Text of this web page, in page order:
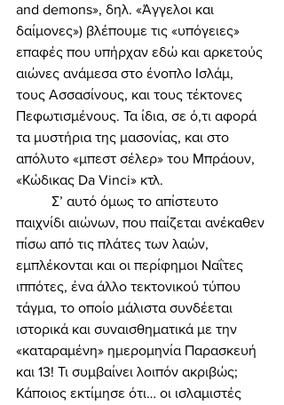
and demons», δηλ. «Άγγελοι και
δαίμονες») βλέπουμε τις «υπόγειες»
επαφές που υπήρχαν εδώ και αρκετούς
αιώνες ανάμεσα στο ένοπλο Ισλάμ,
τους Ασσασίνους, και τους τέκτονες
Πεφωτισμένους. Τα ίδια, σε ό,τι αφορά
τα μυστήρια της μασονίας, και στο
απόλυτο «μπεστ σέλερ» του Μπράουν,
«Κώδικας Da Vinci» κτλ.
παιχνίδι αιώνων, που παίζεται ανέκαθεν
πίσω από τις πλάτες των λαών,
εμπλέκονται και οι περίφημοι Ναΐτες
ιππότες, ένα άλλο τεκτονικού τύπου
τάγμα, το οποίο μάλιστα συνδέεται
ιστορικά και συναισθηματικά με την
«καταραμένη» ημερομηνία Παρασκευή
και 13! Τι συμβαίνει λοιπόν ακριβώς;
Κάποιος εκτίμησε ότι… οι ισλαμιστές